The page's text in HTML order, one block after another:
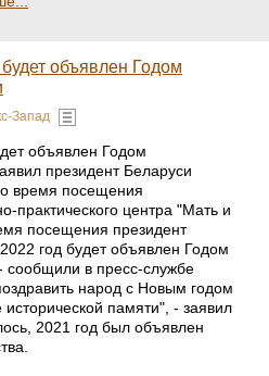
объявлен Годом
Запад
объявлен Годом
президент Беларуси
время посещения
практического центра "Мать и
посещения президент
год будет объявлен Годом
сообщили в пресс-службе
народ с Новым годом
исторической памяти", - заявил
2021 год был объявлен